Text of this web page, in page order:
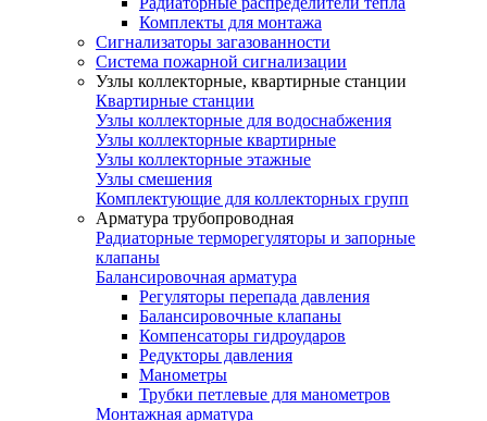
Комплекты для монтажа
Сигнализаторы загазованности
Система пожарной сигнализации
Узлы коллекторные, квартирные станции
Квартирные станции
Узлы коллекторные для водоснабжения
Узлы коллекторные квартирные
Узлы коллекторные этажные
Узлы смешения
Комплектующие для коллекторных групп
Арматура трубопроводная
Радиаторные терморегуляторы и запорные
клапаны
Балансировочная арматура
Регуляторы перепада давления
Балансировочные клапаны
Компенсаторы гидроударов
Редукторы давления
Манометры
Трубки петлевые для манометров
Монтажная арматура